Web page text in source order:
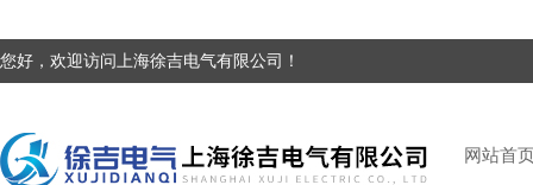
您好，欢迎访问上海徐吉电气有限公司！
网站首